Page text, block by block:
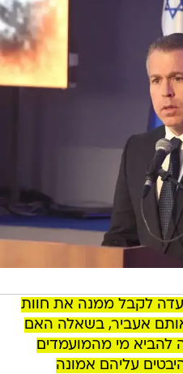
לקבל ממנה את חוות
אעביר, בשאלה האם
להביא מי מהמועמדים
עליהם אמונה